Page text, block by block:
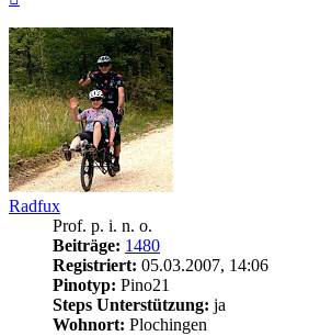
Radfux
Prof. p. i. n. o.
Beiträge: 1480
Registriert: 05.03.2007, 14:06
Pinotyp: Pino21
Steps Unterstützung: ja
Wohnort: Plochingen